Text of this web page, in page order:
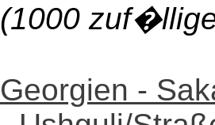
(1000
Georgien -